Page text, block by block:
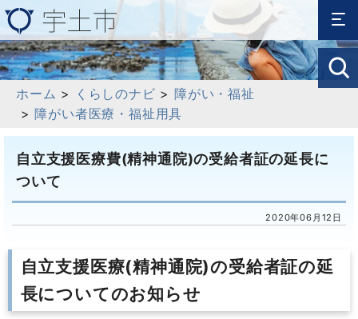
ホーム > くらしのナビ > 障がい・福祉
> 障がい者医療・福祉用具
自立支援医療費(精神通院)の受給者証の延長に
ついて
2020年06月12日
自立支援医療(精神通院)の受給者証の延
長についてのお知らせ